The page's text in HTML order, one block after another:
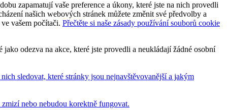
zapamatují vaše preference a úkony, které jste na nich provedli
našich webových stránek můžete změnit své předvolby a
vašem počítači. Přečtěte si naše zásady používání souborů cookie
odezva na akce, které jste provedli a neukládají žádné osobní
sledovat, které stránky jsou nejnavštěvovanější a jakým
nebo nebudou korektně fungovat.